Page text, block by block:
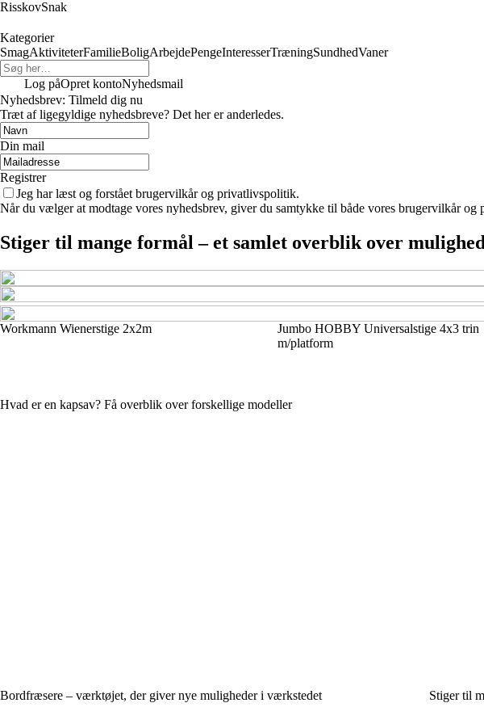
RisskovSnak
Kategorier
SmagAktiviteterFamilieBoligArbejdePengeInteresserTræningSundhedVaner
Log påOpret kontoNyhedsmail
Nyhedsbrev: Tilmeld dig nu
Træt af ligegyldige nyhedsbreve? Det her er anderledes.
Din mail
Registrer
Jeg har læst og forstået brugervilkår og privatlivspolitik.
Når du vælger at modtage vores nyhedsbrev, giver du samtykke til både vores brugervilkår
Stiger til mange formål – et samlet overblik over
Workmann Wienerstige 2x2m
Jumbo HOBBY Universalstige 4x3 trin
m/platform
Hvad er en kapsav? Få overblik over forskellige modeller
Bordfræsere – værktøjet, der giver nye muligheder i værkstedet Stiger til